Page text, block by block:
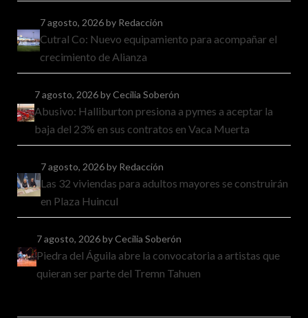
7 agosto, 2026by Redacción
Cutral Co: Nuevo equipamiento para acompañar el
crecimiento de Alianza
7 agosto, 2026by Cecilia Soberón
Abusivo: Halliburton presiona a pymes a aceptar la
baja del 23% en sus contratos en Vaca Muerta
7 agosto, 2026by Redacción
Las 32 viviendas para adultos mayores se construirán
en Plaza Huincul
7 agosto, 2026by Cecilia Soberón
Piedra del Águila abre la convocatoria a artistas que
quieran ser parte del Tremn Tahuen